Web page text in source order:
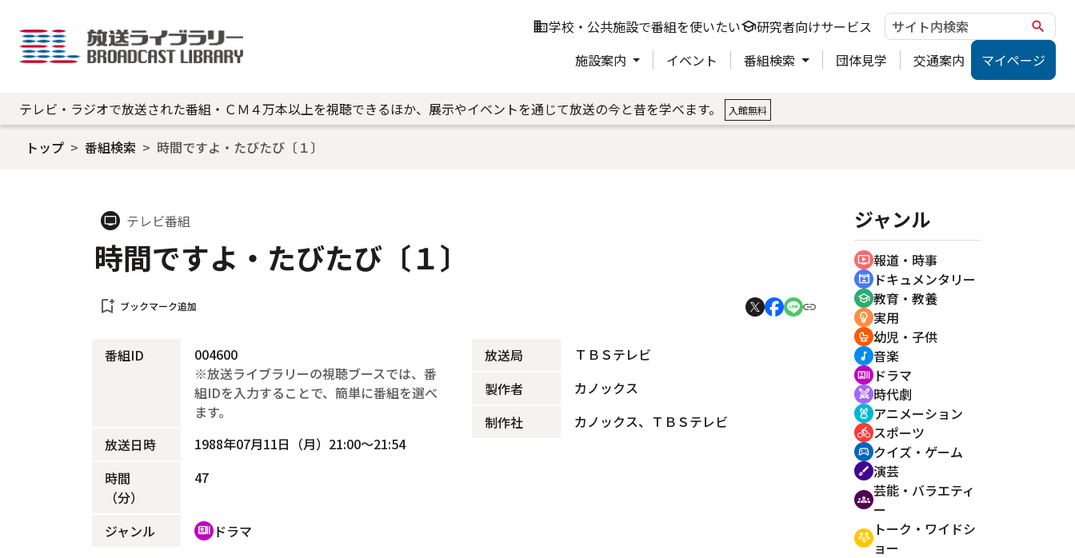
business学校・公共施設で番組を使いたいschool研究者向けサービス search
施設案内 イベント 番組検索 団体見学 交通案内 マイページ
テレビ・ラジオで放送された番組・ＣＭ４万本以上を視聴できるほか、展示やイベントを通じて放送の今と昔を学べます。 入館無料
トップ 番組検索 時間ですよ・たびたび〔１〕
tv テレビ番組
時間ですよ・たびたび〔１〕
bookmark_add ブックマーク追加
番組ID
004600
※放送ライブラリーの視聴ブースでは、番
組IDを入力することで、簡単に番組を選べ
ます。
放送日時
1988年07月11日（月）21:00～21:54
時間
（分）
47
ジャンル recent_actors ドラマ
放送局
ＴＢＳテレビ
製作者
カノックス
制作社
カノックス、ＴＢＳテレビ
ジャンル
ondemand_video 報道・時事
cinematic_blur ドキュメンタリー
school 教育・教養
emoji_objects 実用
crib 幼児・子供
music_note 音楽
recent_actors ドラマ
swords 時代劇
cruelty_free アニメーション
directions_bike スポーツ
sports_esports クイズ・ゲーム
brush 演芸
groups 芸能・バラエティ
ー
adaptive_audio_mic トーク・ワイドシ
ョー